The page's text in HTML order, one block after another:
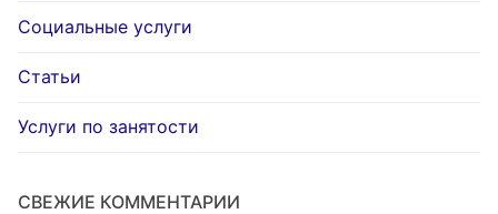
Социальные услуги
Статьи
Услуги по занятости
СВЕЖИЕ КОММЕНТАРИИ